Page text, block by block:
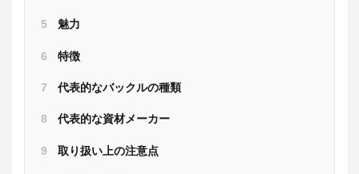
5 魅力
6 特徴
7 代表的なバックルの種類
8 代表的な資材メーカー
9 取り扱い上の注意点